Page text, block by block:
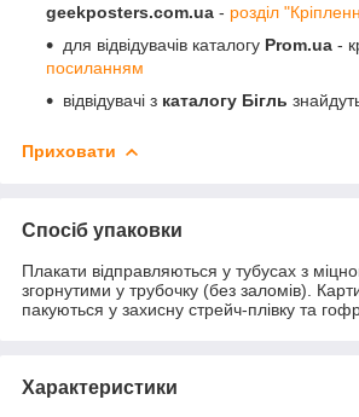
geekposters.com.ua - розділ
для відвідувачів каталогу Prom.ua -
посиланням
відвідувачі з каталогу Бігль
Приховати
Спосіб упаковки
Плакати відправляються у тубусах з
згорнутими у трубочку (без заломів).
пакуються у захисну стрейч-плівку та
Характеристики